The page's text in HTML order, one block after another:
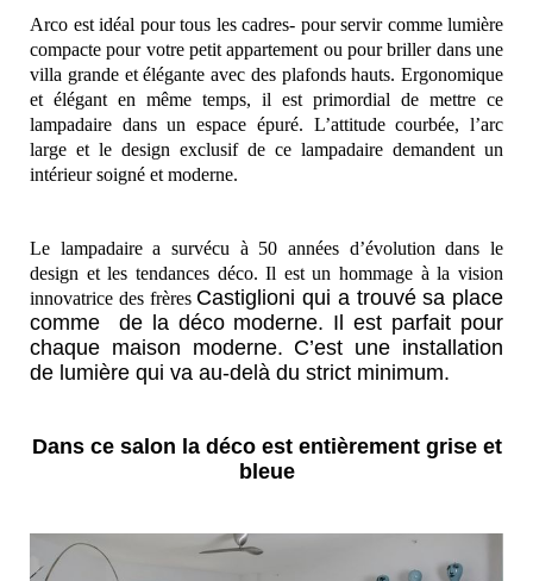
Arco est idéal pour tous les cadres- pour servir comme lumière
compacte pour votre petit appartement ou pour briller dans une
villa grande et élégante avec des plafonds hauts. Ergonomique
et élégant en même temps, il est primordial de mettre ce
lampadaire dans un espace épuré. L’attitude courbée, l’arc
large et le design exclusif de ce lampadaire demandent un
intérieur soigné et moderne.
Le lampadaire a survécu à 50 années d’évolution dans le
design et les tendances déco. Il est un hommage à la vision
innovatrice des frères Castiglioni qui a trouvé sa place
comme de la déco moderne. Il est parfait pour
chaque maison moderne. C’est une installation
de lumière qui va au-delà du strict minimum.
Dans ce salon la déco est entièrement grise et
bleue